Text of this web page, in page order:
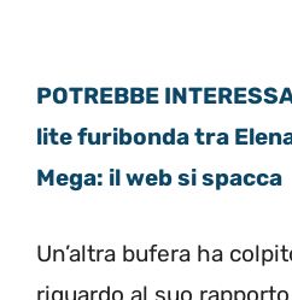
POTREBBE
lite furibonda tra
Mega: il web si spacca
Un’altra bufera ha
riguardo al suo